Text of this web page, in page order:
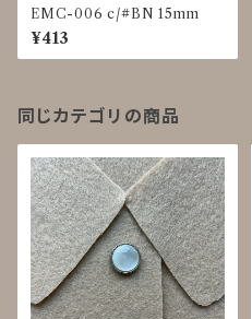
EMC-006 c/#BN 15mm
¥413
同じカテゴリの商品